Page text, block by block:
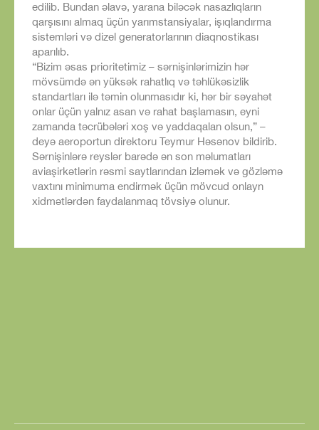
edilib. Bundan əlavə, yarana biləcək nasazlıqların
qarşısını almaq üçün yarımstansiyalar, işıqlandırma
sistemləri və dizel generatorlarının diaqnostikası
aparılıb.
“Bizim əsas prioritetimiz – sərnişinlərimizin hər
mövsümdə ən yüksək rahatlıq və təhlükəsizlik
standartları ilə təmin olunmasıdır ki, hər bir səyahət
onlar üçün yalnız asan və rahat başlamasın, eyni
zamanda təcrübələri xoş və yaddaqalan olsun,” –
deyə aeroportun direktoru Teymur Həsənov bildirib.
Sərnişinlərə reyslər barədə ən son məlumatları
aviaşirkətlərin rəsmi saytlarından izləmək və gözləmə
vaxtını minimuma endirmək üçün mövcud onlayn
xidmətlərdən faydalanmaq tövsiyə olunur.